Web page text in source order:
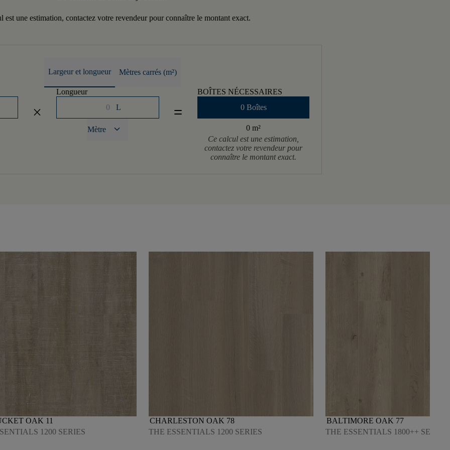
est une estimation, contactez votre revendeur pour connaître le montant exact.
Largeur et longueur Mètres carrés (m²)
close
Longueur
L
Mètre keyboard_arrow_down
equal
BOÎTES NÉCESSAIRES
0 Boîtes
0 m²
Ce calcul est une estimation,
contactez votre revendeur pour
connaître le montant exact.
OAK 11
1200 SERIES
CHARLESTON OAK 78
THE ESSENTIALS 1200 SERIES
BALTIMORE OAK 77
THE ESSENTIALS 1800++ SERIES